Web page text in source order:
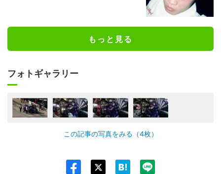
もっと見る
フォトギャラリー
この記事の写真をみる（4枚）